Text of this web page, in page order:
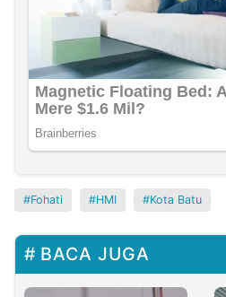
Fohati HMI Kota Batu
BACA JUGA